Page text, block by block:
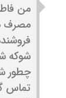
من
مصرف
شوکه
چطور
تماس